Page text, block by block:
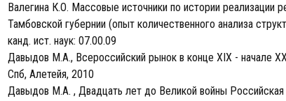
Валегина К.О. Массовые источники по истории реализации
Тамбовской губернии (опыт количественного анализа
канд. ист. наук: 07.00.09
Давыдов М.А., Всероссийский рынок в конце XIX - начале
Спб, Алетейя, 2010
Давыдов М.А. , Двадцать лет до Великой войны